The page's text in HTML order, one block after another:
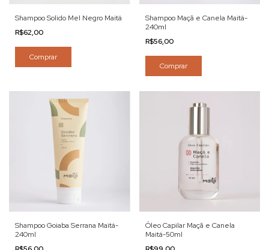
Shampoo Solido Mel Negro Maitá
R$62,00
Comprar
Shampoo Maçã e Canela Maitá-
240ml
R$56,00
Comprar
Shampoo Goiaba Serrana Maitá-
240ml
Óleo Capilar Maçã e Canela
Maitá-50ml